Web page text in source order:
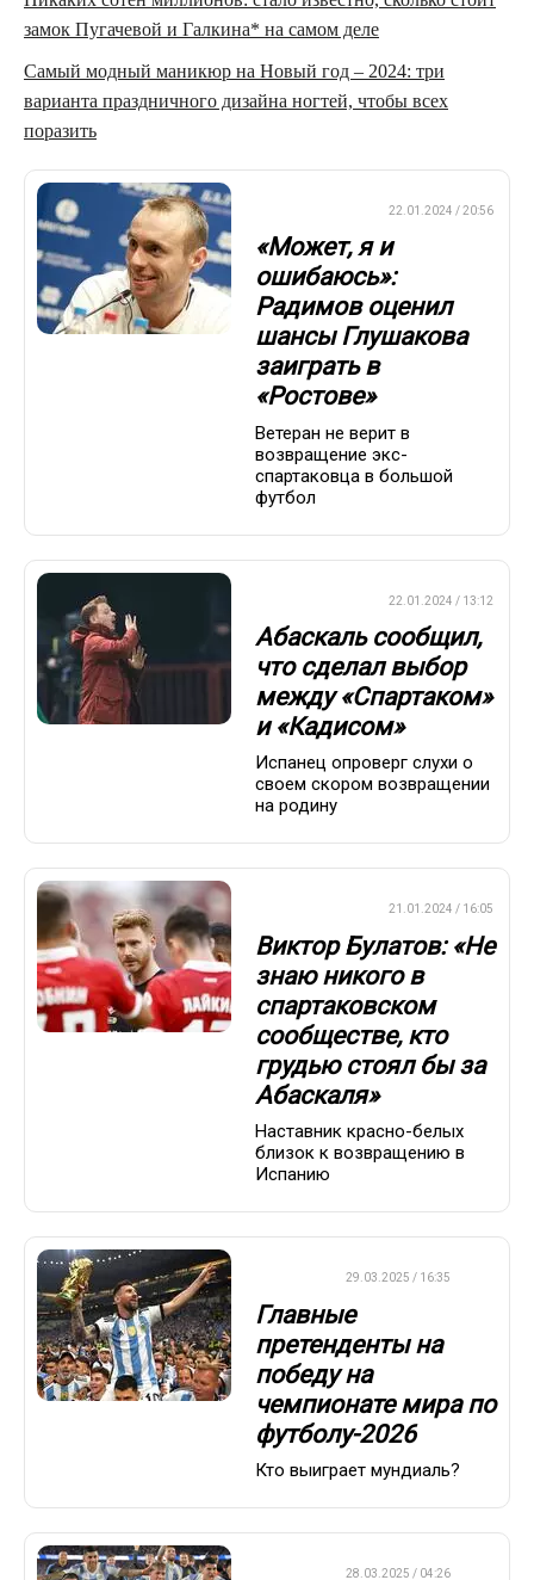
замок Пугачевой и Галкина* на самом деле
Самый модный маникюр на Новый год – 2024: три
варианта праздничного дизайна ногтей, чтобы всех
поразить
22.01.2024 / 20:56
«Может, я и
ошибаюсь»:
Радимов оценил
шансы Глушакова
заиграть в
«Ростове»
Ветеран не верит в
возвращение экс-
спартаковца в большой
футбол
22.01.2024 / 13:12
Абаскаль сообщил,
что сделал выбор
между «Спартаком»
и «Кадисом»
Испанец опроверг слухи о
своем скором возвращении
на родину
21.01.2024 / 16:05
Виктор Булатов: «Не
знаю никого в
спартаковском
сообществе, кто
грудью стоял бы за
Абаскаля»
Наставник красно-белых
близок к возвращению в
Испанию
29.03.2025 / 16:35
Главные
претенденты на
победу на
чемпионате мира по
футболу-2026
Кто выиграет мундиаль?
28.03.2025 / 04:26